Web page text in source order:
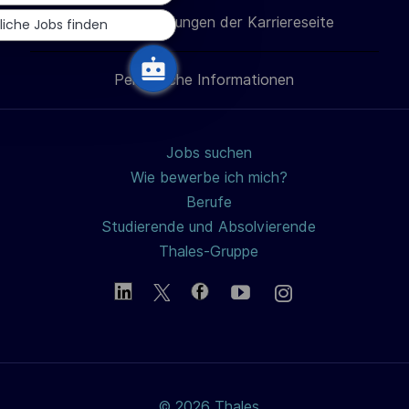
h
u
n
g
teilen
teilen teilen Mail
teilen
Cookie-Einstellungen der Karriereseite
Persönliche Informationen
Jobs suchen
Wie bewerbe ich mich?
Berufe
Studierende und Absolvierende
Thales-Gruppe
Jobs finden